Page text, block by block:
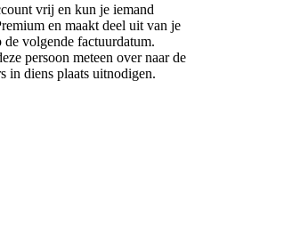
vrij en kun je iemand
en maakt deel uit van je
volgende factuurdatum.
persoon meteen over naar de
in diens plaats uitnodigen.